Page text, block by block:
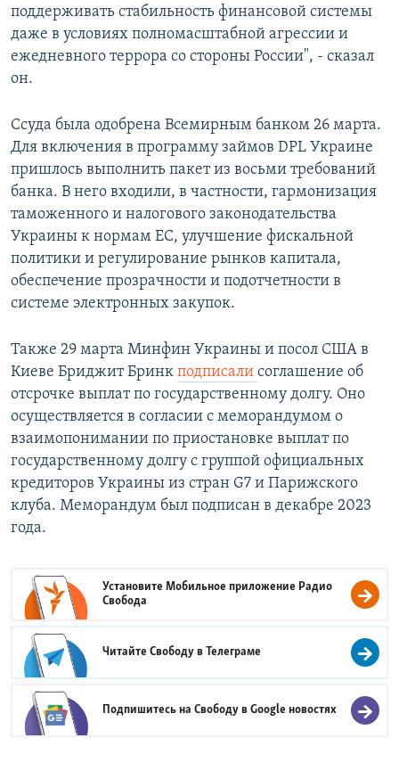
поддерживать стабильность финансовой системы
даже в условиях полномасштабной агрессии и
ежедневного террора со стороны России", - сказал
он.
Ссуда была одобрена Всемирным банком 26 марта.
Для включения в программу займов DPL Украине
пришлось выполнить пакет из восьми требований
банка. В него входили, в частности, гармонизация
таможенного и налогового законодательства
Украины к нормам ЕС, улучшение фискальной
политики и регулирование рынков капитала,
обеспечение прозрачности и подотчетности в
системе электронных закупок.
Также 29 марта Минфин Украины и посол США в
Киеве Бриджит Бринк подписали соглашение об
отсрочке выплат по государственному долгу. Оно
осуществляется в согласии с меморандумом о
взаимопонимании по приостановке выплат по
государственному долгу с группой официальных
кредиторов Украины из стран G7 и Парижского
клуба. Меморандум был подписан в декабре 2023
года.
Установите Мобильное приложение Радио
Свобода
Читайте Свободу вТелеграме
Подпишитесь на Свободу вGoogle новостях